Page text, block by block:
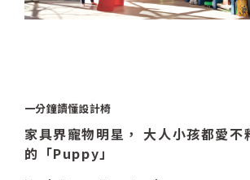
一分鐘讀懂設計椅
家具界寵物明星， 大人小孩都愛不
的「Puppy」